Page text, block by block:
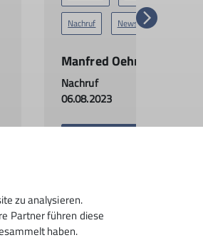
Nachruf News
Manfred Oehmichen
Nachruf
06.08.2023
zu analysieren.
Partner führen diese
haben.